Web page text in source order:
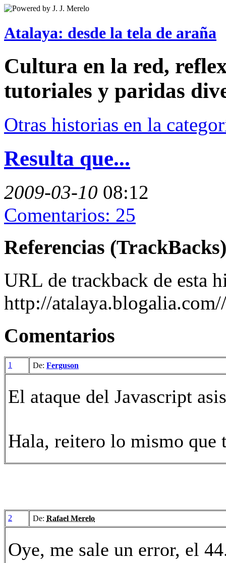
Atalaya: desde la tela de araña
Cultura en la red,
tutoriales y paridas
Otras historias en la
Resulta que...
2009-03-10 08:12
Comentarios: 25
Referencias (TrackBacks)
URL de trackback de esta
http://
Comentarios
1 De: Ferguson
El ataque del Javascript
Hala, reitero lo mismo que
2 De: Rafael Merelo
Oye, me sale un error, el